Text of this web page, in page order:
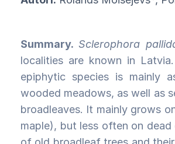
Summary. Sclerophora
localities are known in
epiphytic species is mainly
wooded meadows, as well as
broadleaves. It mainly grows
maple), but less often on